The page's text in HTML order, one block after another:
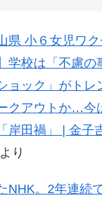
県 小６女児ワ
学校は「不慮の
ョック」がトレ
クアウトか…今
岸田禍」 | 金子
り
NHK。2年連続